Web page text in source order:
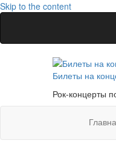
Skip to the content
Билеты на
Рок-концерты